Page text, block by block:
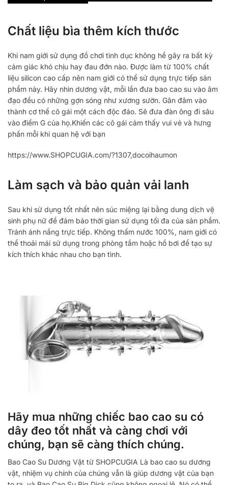
Chất liệu bìa thêm kích thước
Khi nam giới sử dụng đồ chơi tình dục không hề gây ra bất kỳ
cảm giác khó chịu hay đau đớn nào. Được làm từ 100% chất
liệu silicon cao cấp nên nam giới có thể sử dụng trực tiếp sản
phẩm này. Hãy nhìn dương vật, mỗi lần đưa bao cao su vào âm
đạo đều có những gợn sóng như xương sườn. Gân đâm vào
thành cơ thể cô gái một cách độc đáo. Sẽ đưa đàn ông đi sâu
vào điểm G của họ.Khiến các cô gái cảm thấy vui vẻ và hưng
phấn mỗi khi quan hệ với bạn
https://www.SHOPCUGIA.com/?1307,docoihaumon
Làm sạch và bảo quản vải lanh
Sau khi sử dụng tốt nhất nên súc miệng lại bằng dung dịch vệ
sinh phụ nữ để đảm bảo thời gian sử dụng tối đa của sản phẩm.
Tránh ánh nắng trực tiếp. Không thấm nước 100%, nam giới có
thể thoải mái sử dụng trong phòng tắm hoặc hồ bơi để tạo sự
kích thích khác nhau cho bạn tình.
Hãy mua những chiếc bao cao su có
dây đeo tốt nhất và càng chơi với
chúng, bạn sẽ càng thích chúng.
Bao Cao Su Dương Vật từ SHOPCUGIA Là bao cao su dương
vật, nhiệm vụ chính của chúng vẫn là giúp dương vật của bạn